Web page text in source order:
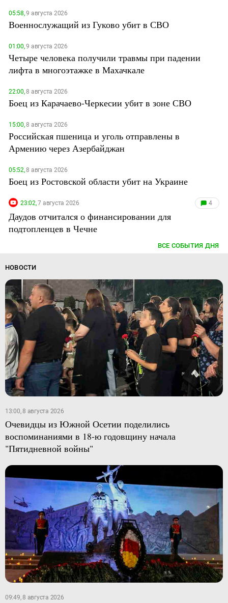
05:58,9 августа 2026
Военнослужащий из Гуково убит в СВО
01:00,9 августа 2026
Четыре человека получили травмы при падении
лифта в многоэтажке в Махачкале
22:00,8 августа 2026
Боец из Карачаево-Черкесии убит в зоне СВО
15:00,8 августа 2026
Российская пшеница и уголь отправлены в
Армению через Азербайджан
05:52,8 августа 2026
Боец из Ростовской области убит на Украине
23:02,7 августа 2026 4
Даудов отчитался о финансировании для
подтопленцев в Чечне
ВСЕ СОБЫТИЯ ДНЯ
НОВОСТИ
13:00, 8 августа 2026
Очевидцы из Южной Осетии поделились
воспоминаниями в 18-ю годовщину начала
"Пятидневной войны"
09:49, 8 августа 2026